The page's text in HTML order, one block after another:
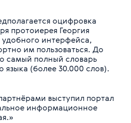
оцифровка
протоиерея Георгия
интерфейса,
им пользоваться. До
самый полный словарь
языка (более 30.000 слов).
выступил портал
информационное